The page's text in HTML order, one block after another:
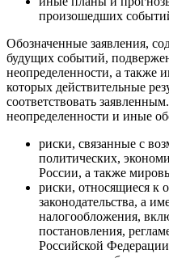
произошедших
Обозначенные заявления,
будущих событий,
неопределенности, а также
которых действительные
соответствовать
неопределенности и иные
риски, связанные с
политических,
России, а также
риски, относящиеся к
законодательства, а
налогообложения,
постановления,
Российской